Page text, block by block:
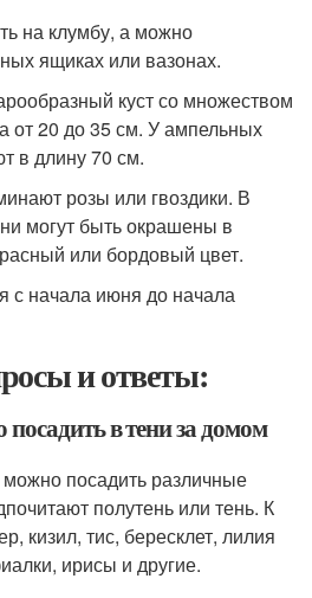
на клумбу, а можно
ящиках или вазонах.
куст со множеством
от 20 до 35 см. У ампельных
в длину 70 см.
розы или гвоздики. В
могут быть окрашены в
или бордовый цвет.
с начала июня до начала
и ответы:
в тени за домом
посадить различные
полутень или тень. К
кизил, тис, бересклет, лилия
ирисы и другие.